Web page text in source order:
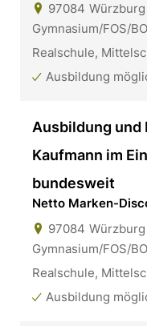
97084 Würzburg
Gymnasium/FOS/
Realschule,
Ausbildung
Ausbildung und
Kaufmann im
bundesweit
Netto Marken-
97084 Würzburg
Gymnasium/FOS/
Realschule,
Ausbildung